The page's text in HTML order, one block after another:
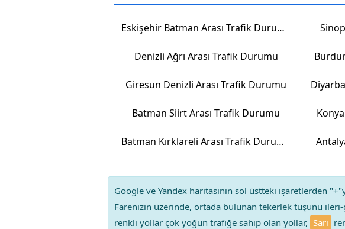
Eskişehir Batman Arası Trafik Durumu
Denizli Ağrı Arası Trafik Durumu
Giresun Denizli Arası Trafik Durumu
Batman Siirt Arası Trafik Durumu
Batman Kırklareli Arası Trafik Durumu
Google ve Yandex haritasının sol üstteki işaretlerden
Farenizin üzerinde, ortada bulunan tekerlek tuşunu
renkli yollar çok yoğun trafiğe sahip olan yollar, Sarı